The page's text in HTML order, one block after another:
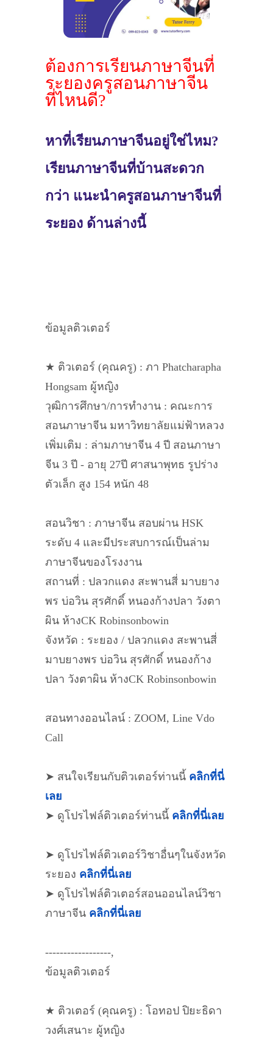
ต้องการเรียนภาษาจีนที่
ระยองครูสอนภาษาจีน
ที่ไหนดี?
หาที่เรียนภาษาจีนอยู่ใช่ไหม?
เรียนภาษาจีนที่บ้านสะดวก
กว่า แนะนำครูสอนภาษาจีนที่
ระยอง ด้านล่างนี้
ข้อมูลติวเตอร์
★ ติวเตอร์ (คุณครู) : ภา Phatcharapha
Hongsam ผู้หญิง
วุฒิการศึกษา/การทำงาน : คณะการ
สอนภาษาจีน มหาวิทยาลัยแม่ฟ้าหลวง
เพิ่มเติม : ล่ามภาษาจีน 4 ปี สอนภาษา
จีน 3 ปี - อายุ 27ปี ศาสนาพุทธ รูปร่าง
ตัวเล็ก สูง 154 หนัก 48
สอนวิชา : ภาษาจีน สอบผ่าน HSK
ระดับ 4 และมีประสบการณ์เป็นล่าม
ภาษาจีนของโรงงาน
สถานที่ : ปลวกแดง สะพานสี่ มาบยาง
พร บ่อวิน สุรศักดิ์ หนองก้างปลา วังตา
ผิน ห้างCK Robinsonbowin
จังหวัด : ระยอง / ปลวกแดง สะพานสี่
มาบยางพร บ่อวิน สุรศักดิ์ หนองก้าง
ปลา วังตาผิน ห้างCK Robinsonbowin
สอนทางออนไลน์ : ZOOM, Line Vdo
Call
➤ สนใจเรียนกับติวเตอร์ท่านนี้ คลิกที่นี่
เลย
➤ ดูโปรไฟล์ติวเตอร์ท่านนี้ คลิกที่นี่เลย
➤ ดูโปรไฟล์ติวเตอร์วิชาอื่นๆในจังหวัด
ระยอง คลิกที่นี่เลย
➤ ดูโปรไฟล์ติวเตอร์สอนออนไลน์วิชา
ภาษาจีน คลิกที่นี่เลย
------------------,
ข้อมูลติวเตอร์
★ ติวเตอร์ (คุณครู) : โอทอป ปิยะธิดา
วงศ์เสนาะ ผู้หญิง